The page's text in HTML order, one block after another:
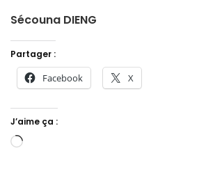
Sécouna DIENG
Partager :
Facebook X
J’aime ça :
Chargement…